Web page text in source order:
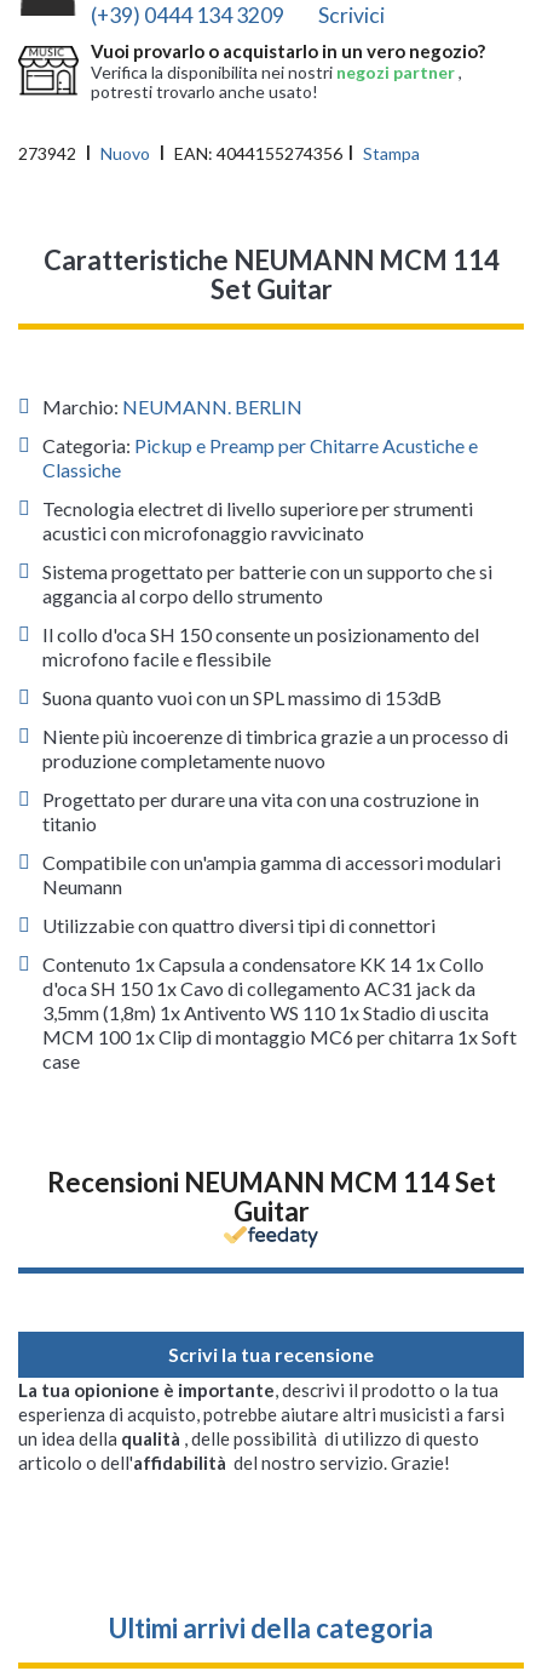
(+39) 0444 134 3209 Scrivici
Vuoi provarlo o acquistarlo in un vero negozio?
Verifica la disponibilita nei nostri negozi partner,
potresti trovarlo anche usato!
273942 Nuovo EAN: 4044155274356 Stampa
Caratteristiche NEUMANN MCM 114
Set Guitar
Marchio: NEUMANN. BERLIN
Categoria: Pickup e Preamp per Chitarre Acustiche e
Classiche
Tecnologia electret di livello superiore per strumenti
acustici con microfonaggio ravvicinato
Sistema progettato per batterie con un supporto che si
aggancia al corpo dello strumento
Il collo d'oca SH 150 consente un posizionamento del
microfono facile e flessibile
Suona quanto vuoi con un SPL massimo di 153dB
Niente più incoerenze di timbrica grazie a un processo di
produzione completamente nuovo
Progettato per durare una vita con una costruzione in
titanio
Compatibile con un'ampia gamma di accessori modulari
Neumann
Utilizzabie con quattro diversi tipi di connettori
Contenuto 1x Capsula a condensatore KK 14 1x Collo
d'oca SH 150 1x Cavo di collegamento AC31 jack da
3,5mm (1,8m) 1x Antivento WS 110 1x Stadio di uscita
MCM 100 1x Clip di montaggio MC6 per chitarra 1x Soft
case
Recensioni NEUMANN MCM 114 Set
Guitar
Scrivi la tua recensione
La tua opionione è importante, descrivi il prodotto o la tua
esperienza di acquisto, potrebbe aiutare altri musicisti a farsi
un idea della qualità , delle possibilità di utilizzo di questo
articolo o dell'affidabilità del nostro servizio. Grazie!
Ultimi arrivi della categoria